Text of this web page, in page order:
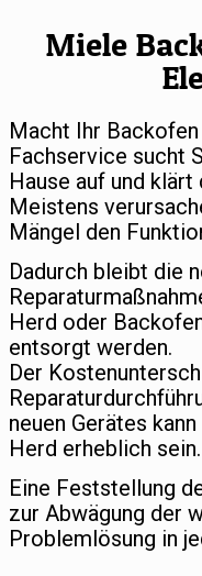
Miele
Macht Ihr
Fachservice sucht
Hause auf und
Meistens
Mängel den
Dadurch bleibt die
Herd oder
entsorgt werden.
Der
neuen Gerätes
Herd erheblich sein.
Eine Feststellung
zur Abwägung der
Problemlösung in